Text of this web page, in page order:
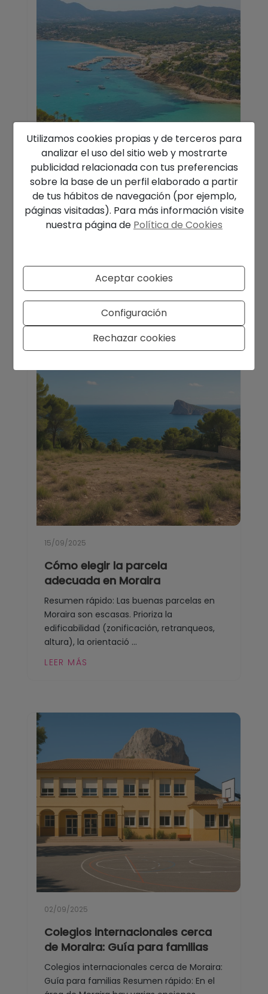
02/10/2025
Mejores zonas para comprar
propiedad en Moraira
Resumen rápido: Para ubicaciones prime y
explora Benimeit y Fanad ...
15/09/2025
Cómo elegir la parcela
adecuada en Moraira
Resumen rápido: Las buenas parcelas en
Moraira son escasas. Prioriza la
edificabilidad (zonificación, retranqueos,
altura), la orientació ...
LEER MÁS
02/09/2025
Colegios internacionales cerca
de Moraira: Guía para familias
Colegios internacionales cerca de Moraira:
Guía para familias Resumen rápido: En el
Utilizamos cookies propias y de terceros para
analizar el uso del sitio web y mostrarte
publicidad relacionada con tus preferencias
sobre la base de un perfil elaborado a partir
de tus hábitos de navegación (por ejemplo,
páginas visitadas). Para más información visite
nuestra página de Política de Cookies
Aceptar cookies
Configuración
Rechazar cookies